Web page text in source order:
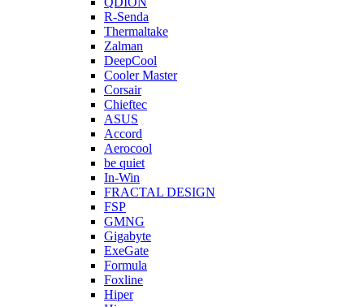
R-Senda
Thermaltake
Zalman
DeepCool
Cooler Master
Corsair
Chieftec
ASUS
Accord
Aerocool
be quiet
In-Win
FRACTAL DESIGN
FSP
GMNG
Gigabyte
ExeGate
Formula
Foxline
Hiper